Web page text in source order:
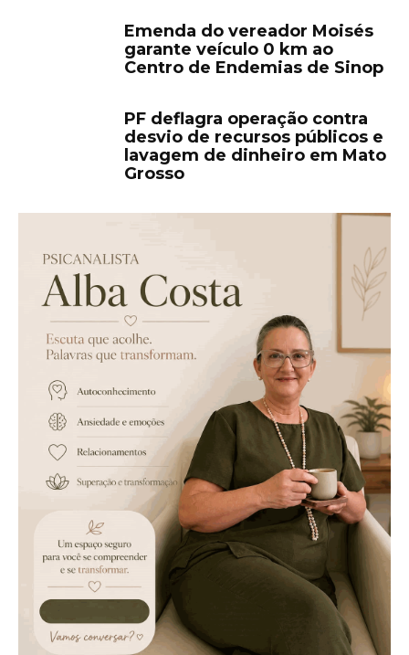
Emenda do vereador Moisés
garante veículo 0 km ao
Centro de Endemias de Sinop
PF deflagra operação contra
desvio de recursos públicos e
lavagem de dinheiro em Mato
Grosso